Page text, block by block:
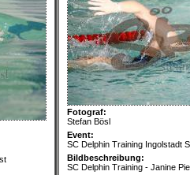
Fotograf:
Stefan Bösl
Event:
SC Delphin Training Ingolstadt
Bildbeschreibung:
SC Delphin Training - Janine